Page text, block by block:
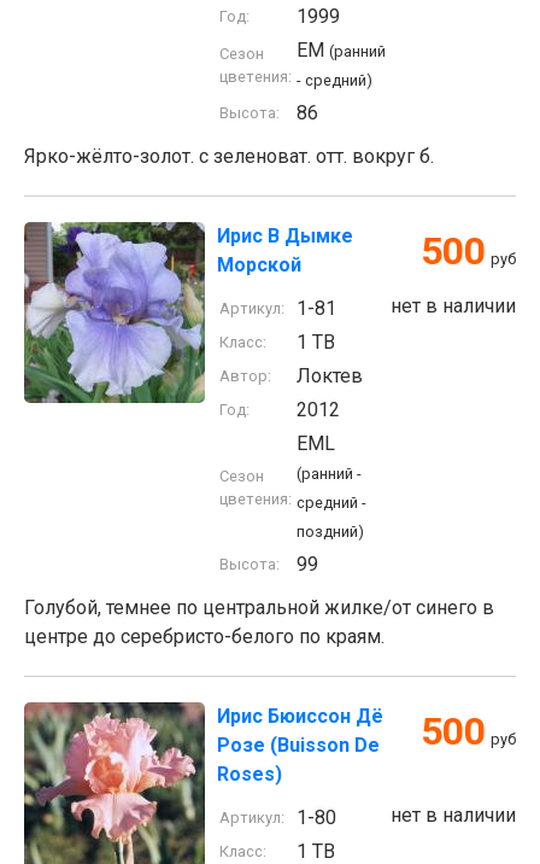
Год: 1999
Сезон
цветения:
EM (ранний
- средний)
Высота:
86
Ярко-жёлто-золот. с зеленоват. отт. вокруг б.
Ирис В Дымке
Морской
500 руб
нет в наличии
Артикул: 1-81
Класс: 1 TB
Автор: Локтев
Год: 2012
Сезон
цветения:
EML
(ранний -
средний -
поздний)
Высота:
99
Голубой, темнее по центральной жилке/от синего в
центре до серебристо-белого по краям.
Ирис Бюиссон Дё
Розе (Buisson De
Roses)
500 руб
нет в наличии
Артикул: 1-80
Класс: 1 TB